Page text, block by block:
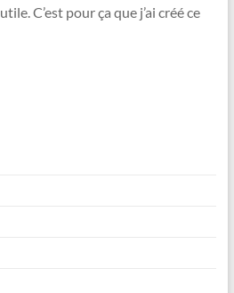
C’est pour ça que j’ai créé ce